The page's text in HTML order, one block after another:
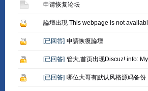
申请恢复论坛
論壇出現 This webpage is not
[已回答] 申請恢復論壇
[已回答] 管大,首页出现Discuz! info:
[已回答] 哪位大哥有默认风格源码备份